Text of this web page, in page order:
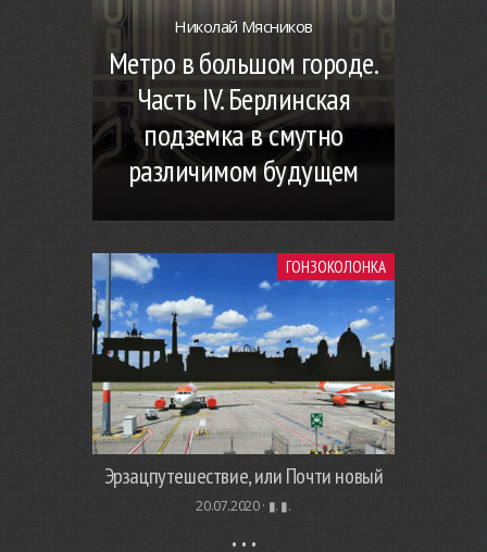
Николай Мясников
Метро в большом городе.
Часть IV. Берлинская
подземка в смутно
различимом будущем
ГОНЗОКОЛОНКА
Эрзацпутешествие, или Почти новый
20.07.2020 · ▮. ▮.